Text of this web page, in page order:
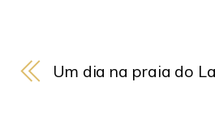
Um dia na praia do